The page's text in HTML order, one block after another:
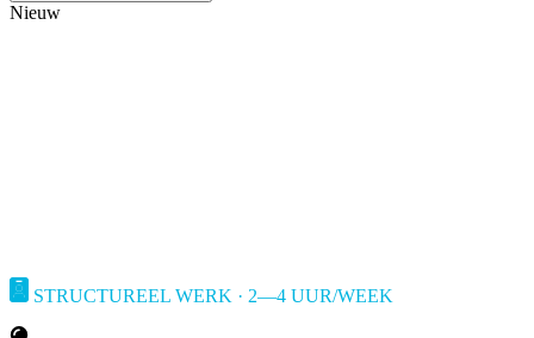
Nieuw
STRUCTUREEL WERK · 2—4 UUR/WEEK